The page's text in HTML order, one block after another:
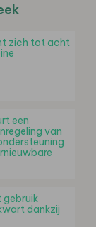
zich tot acht
een
van
gebruik
dankzij